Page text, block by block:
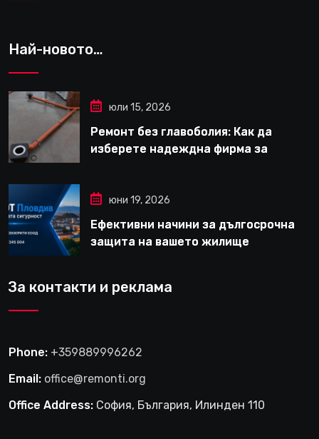
Най-новото…
юли 15, 2026
Ремонт без главоболия: Как да
изберете надеждна фирма за
юни 19, 2026
Ефективни начини за дългосрочна
защита на вашето жилище
За контакти и реклама
Phone: +359889996262
Email: office@remonti.org
Office Address: София, България, Илинден 110